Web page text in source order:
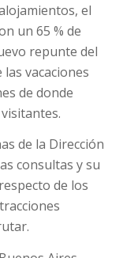
el
un 65 % de
repunte del
vacaciones
de donde
de la Dirección
consultas y su
de los